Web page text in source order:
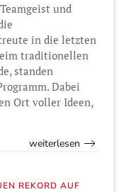
und
in die letzten
traditionellen
standen
Dabei
Ort voller Ideen,
weiterlesen
REKORD AUF